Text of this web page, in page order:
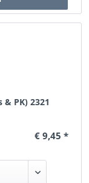
& PK) 2321
€ 9,45 *